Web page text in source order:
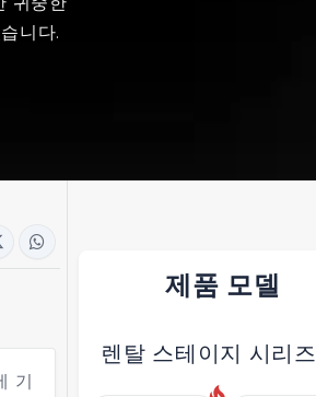
니다.
기
제품 모델
렌탈 스테이지 시리즈